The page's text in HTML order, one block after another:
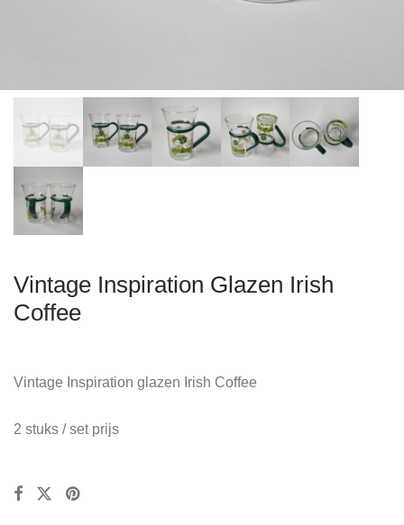
Vintage Inspiration Glazen Irish
Coffee
Vintage Inspiration glazen Irish Coffee
2 stuks / set prijs